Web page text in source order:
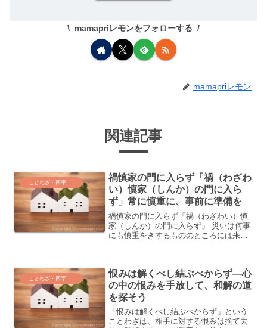
mamapriレモンをフォローする
mamapriレモン
関連記事
ことわざ・四字熟語・気づき
禍慎家の門に入らず「禍（わざわ
い）慎家（しんか）の門に入ら
ず」常に慎重に、事前に準備を
禍慎家の門に入らず「禍（わざわい）慎
家（しんか）の門に入らず」 災いは何事
にも慎重をきするもののところには来な
その多くを回避する方法...
ことわざ・四字熟語・気づき
恨みは解くべし結ぶべからず―心
の中の恨みを手放して、和解の道
を探そう
「恨みは解くべし結ぶべからず」という
ことわざは、相手に対する恨みは捨て去